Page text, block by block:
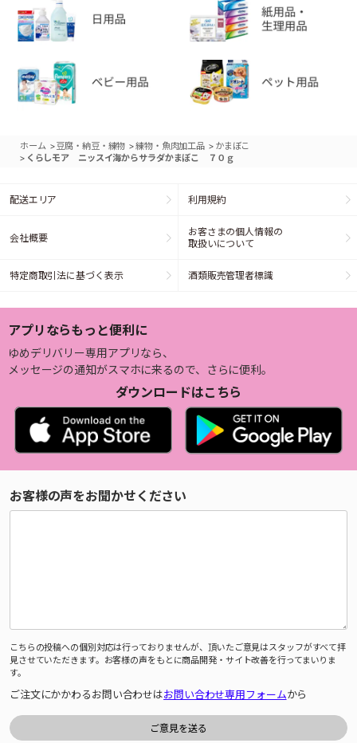
ホーム >豆腐・納豆・練物 >練物・魚肉加工品 > かまぼこ
> くらしモア ニッスイ海からサラダかまぼこ ７０ｇ
配送エリア 利用規約
会社概要
お客さまの個人情報の
取扱いについて
特定商取引法に基づく表示 酒類販売管理者標識
アプリならもっと便利に
ゆめデリバリー専用アプリなら、
メッセージの通知がスマホに来るので、さらに便利。
ダウンロードはこちら
お客様の声をお聞かせください
こちらの投稿への個別対応は行っておりませんが、頂いたご意見はスタッフがすべて拝
見させていただきます。お客様の声をもとに商品開発・サイト改善を行ってまいりま
す。
ご注文にかかわるお問い合わせはお問い合わせ専用フォームから